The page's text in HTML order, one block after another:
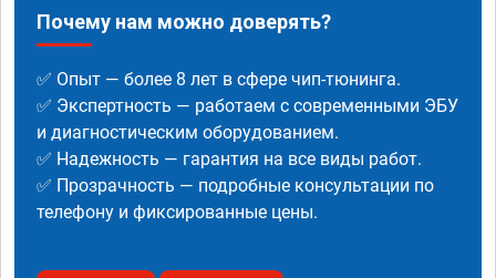
Почему нам можно доверять?
✅ Опыт — более 8 лет в сфере чип-тюнинга.
✅ Экспертность — работаем с современными ЭБУ
и диагностическим оборудованием.
✅ Надежность — гарантия на все виды работ.
✅ Прозрачность — подробные консультации по
телефону и фиксированные цены.